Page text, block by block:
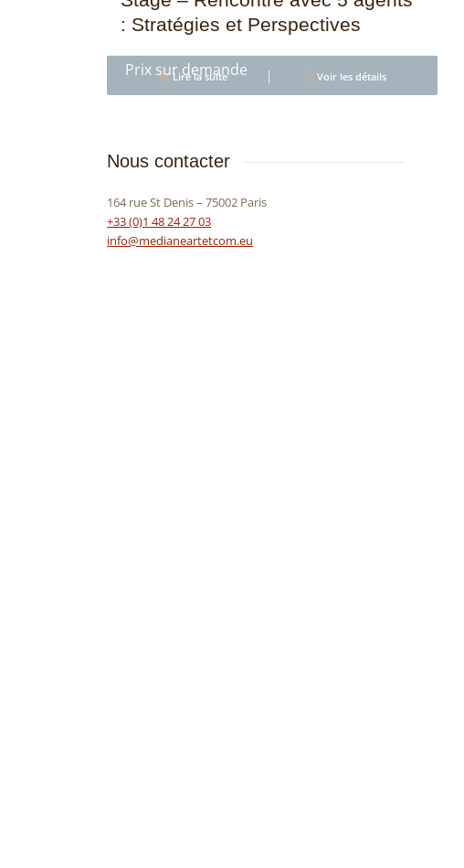
4.94
: Stratégies et Perspectives
Lire la suite Voir les détails
Nous contacter
164 rue St Denis – 75002 Paris
+33 (0)1 48 24 27 03
info@medianeartetcom.eu